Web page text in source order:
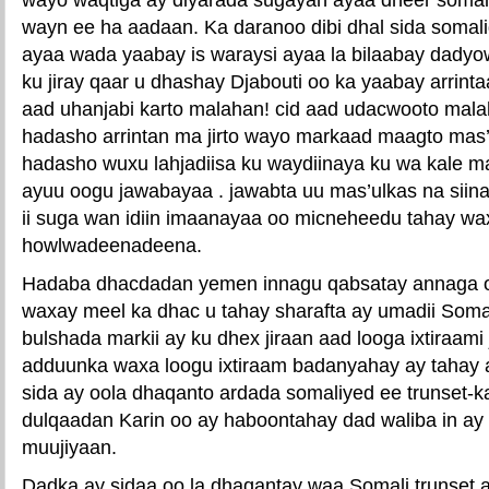
wayn ee ha aadaan. Ka daranoo dibi dhal sida
ayaa wada yaabay is waraysi ayaa la bilaabay
ku jiray qaar u dhashay Djabouti oo ka yaabay
aad uhanjabi karto malahan! cid aad udacwooto
hadasho arrintan ma jirto wayo markaad maagto
hadasho wuxu lahjadiisa ku waydiinaya ku wa kale
ayuu oogu jawabayaa . jawabta uu mas’ulkas na
ii suga wan idiin imaanayaa oo micneheedu tahay
howlwadeenadeena.
Hadaba dhacdadan yemen innagu qabsatay annaga
waxay meel ka dhac u tahay sharafta ay umadii
bulshada markii ay ku dhex jiraan aad looga
adduunka waxa loogu ixtiraam badanyahay ay tahay
sida ay oola dhaqanto ardada somaliyed ee trunset-
dulqaadan Karin oo ay haboontahay dad waliba in
muujiyaan.